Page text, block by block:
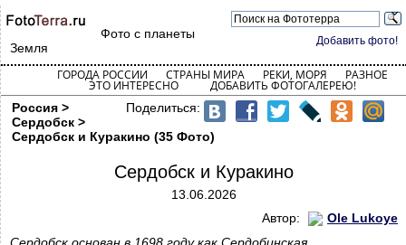
Добавить фото!
Фото с планеты
Земля
ГОРОДА РОССИИ СТРАНЫ МИРА РЕКИ, МОРЯ РАЗНОЕ
ЭТО ИНТЕРЕСНО ДОБАВИТЬ ФОТОГАЛЕРЕЮ!
Поделиться:
Россия >
Сердобск >
Сердобск и Куракино (35 Фото)
Сердобск и Куракино
13.06.2026
Автор:
Ole Lukoye